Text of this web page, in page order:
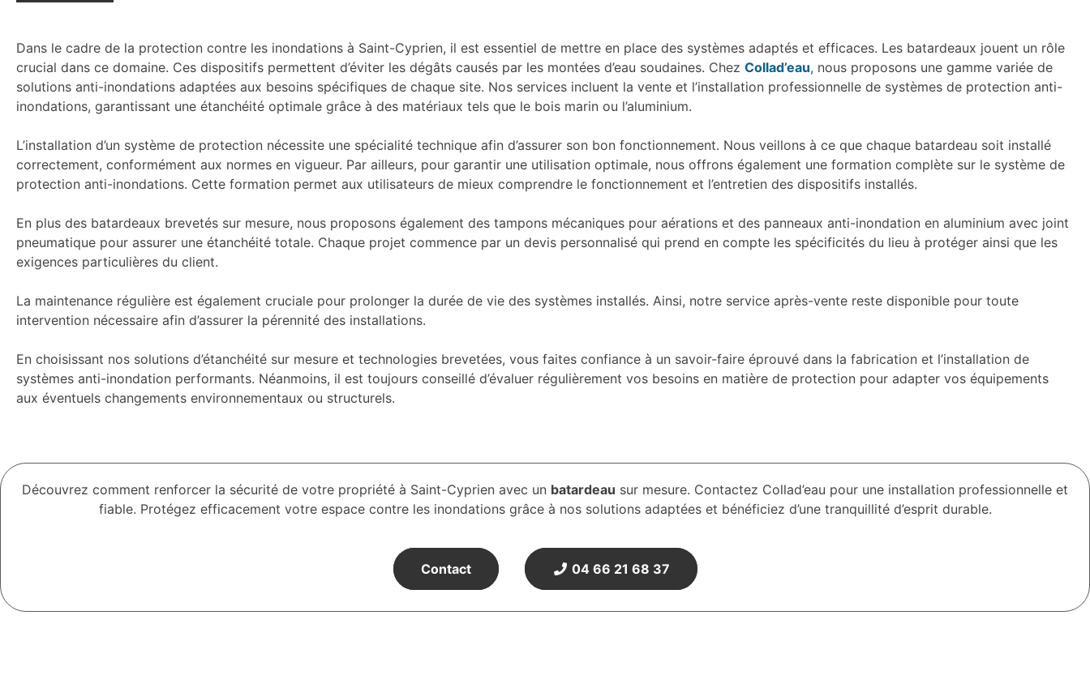
Dans le cadre de la protection contre les inondations à Saint-Cyprien, il est essentiel de mettre en place des systèmes adaptés et efficaces. Les batardeaux jouent un rôle
crucial dans ce domaine. Ces dispositifs permettent d’éviter les dégâts causés par les montées d’eau soudaines. Chez Collad’eau, nous proposons une gamme variée de
solutions anti-inondations adaptées aux besoins spécifiques de chaque site. Nos services incluent la vente et l’installation professionnelle de systèmes de protection anti-
inondations, garantissant une étanchéité optimale grâce à des matériaux tels que le bois marin ou l’aluminium.
L’installation d’un système de protection nécessite une spécialité technique afin d’assurer son bon fonctionnement. Nous veillons à ce que chaque batardeau soit installé
correctement, conformément aux normes en vigueur. Par ailleurs, pour garantir une utilisation optimale, nous offrons également une formation complète sur le système de
protection anti-inondations. Cette formation permet aux utilisateurs de mieux comprendre le fonctionnement et l’entretien des dispositifs installés.
En plus des batardeaux brevetés sur mesure, nous proposons également des tampons mécaniques pour aérations et des panneaux anti-inondation en aluminium avec joint
pneumatique pour assurer une étanchéité totale. Chaque projet commence par un devis personnalisé qui prend en compte les spécificités du lieu à protéger ainsi que les
exigences particulières du client.
La maintenance régulière est également cruciale pour prolonger la durée de vie des systèmes installés. Ainsi, notre service après-vente reste disponible pour toute
intervention nécessaire afin d’assurer la pérennité des installations.
En choisissant nos solutions d’étanchéité sur mesure et technologies brevetées, vous faites confiance à un savoir-faire éprouvé dans la fabrication et l’installation de
systèmes anti-inondation performants. Néanmoins, il est toujours conseillé d’évaluer régulièrement vos besoins en matière de protection pour adapter vos équipements
aux éventuels changements environnementaux ou structurels.
Découvrez comment renforcer la sécurité de votre propriété à Saint-Cyprien avec un batardeau sur mesure. Contactez Collad’eau pour une installation professionnelle et
fiable. Protégez efficacement votre espace contre les inondations grâce à nos solutions adaptées et bénéficiez d’une tranquillité d’esprit durable.
Contact 04 66 21 68 37